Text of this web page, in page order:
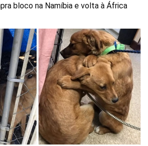
bloco na Namíbia e volta à África